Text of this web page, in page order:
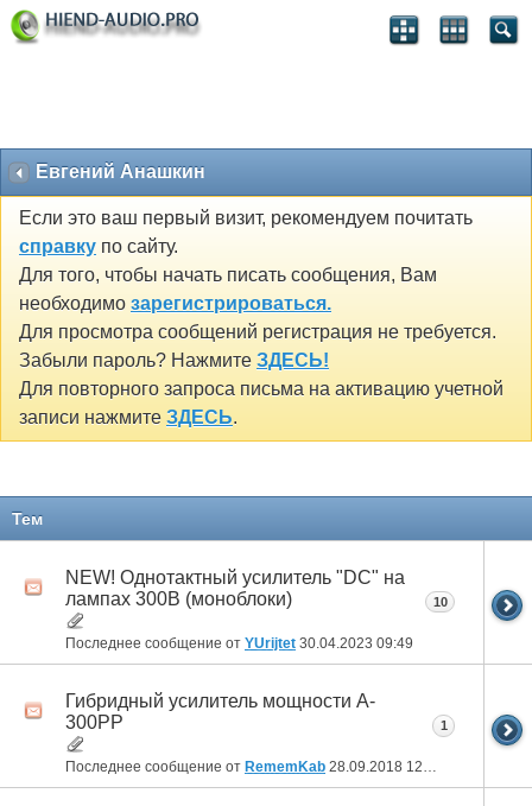
Евгений Анашкин
Если это ваш первый визит, рекомендуем почитать
справку по сайту.
Для того, чтобы начать писать сообщения, Вам
необходимо зарегистрироваться.
Для просмотра сообщений регистрация не требуется.
Забыли пароль? Нажмите ЗДЕСЬ!
Для повторного запроса письма на активацию учетной
записи нажмите ЗДЕСЬ.
Тем
NEW! Однотактный усилитель "DC" на
лампах 300В (моноблоки)
Последнее сообщение от YUrijtet 30.04.2023 09:49
10
Гибридный усилитель мощности A-
300PP
Последнее сообщение от RememKab 28.09.2018 12:32
1